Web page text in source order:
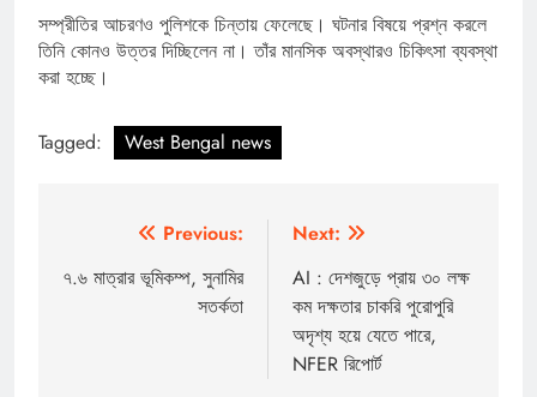
সম্প্রীতির আচরণও পুলিশকে চিন্তায় ফেলেছে। ঘটনার বিষয়ে প্রশ্ন করলে
তিনি কোনও উত্তর দিচ্ছিলেন না। তাঁর মানসিক অবস্থারও চিকিৎসা ব্যবস্থা
করা হচ্ছে।
Tagged: West Bengal news
navigation
Previous:
৭.৬ মাত্রার ভূমিকম্প, সুনামির
সতর্কতা
Next:
AI : দেশজুড়ে প্রায় ৩০ লক্ষ
কম দক্ষতার চাকরি পুরোপুরি
অদৃশ্য হয়ে যেতে পারে,
NFER রিপোর্ট